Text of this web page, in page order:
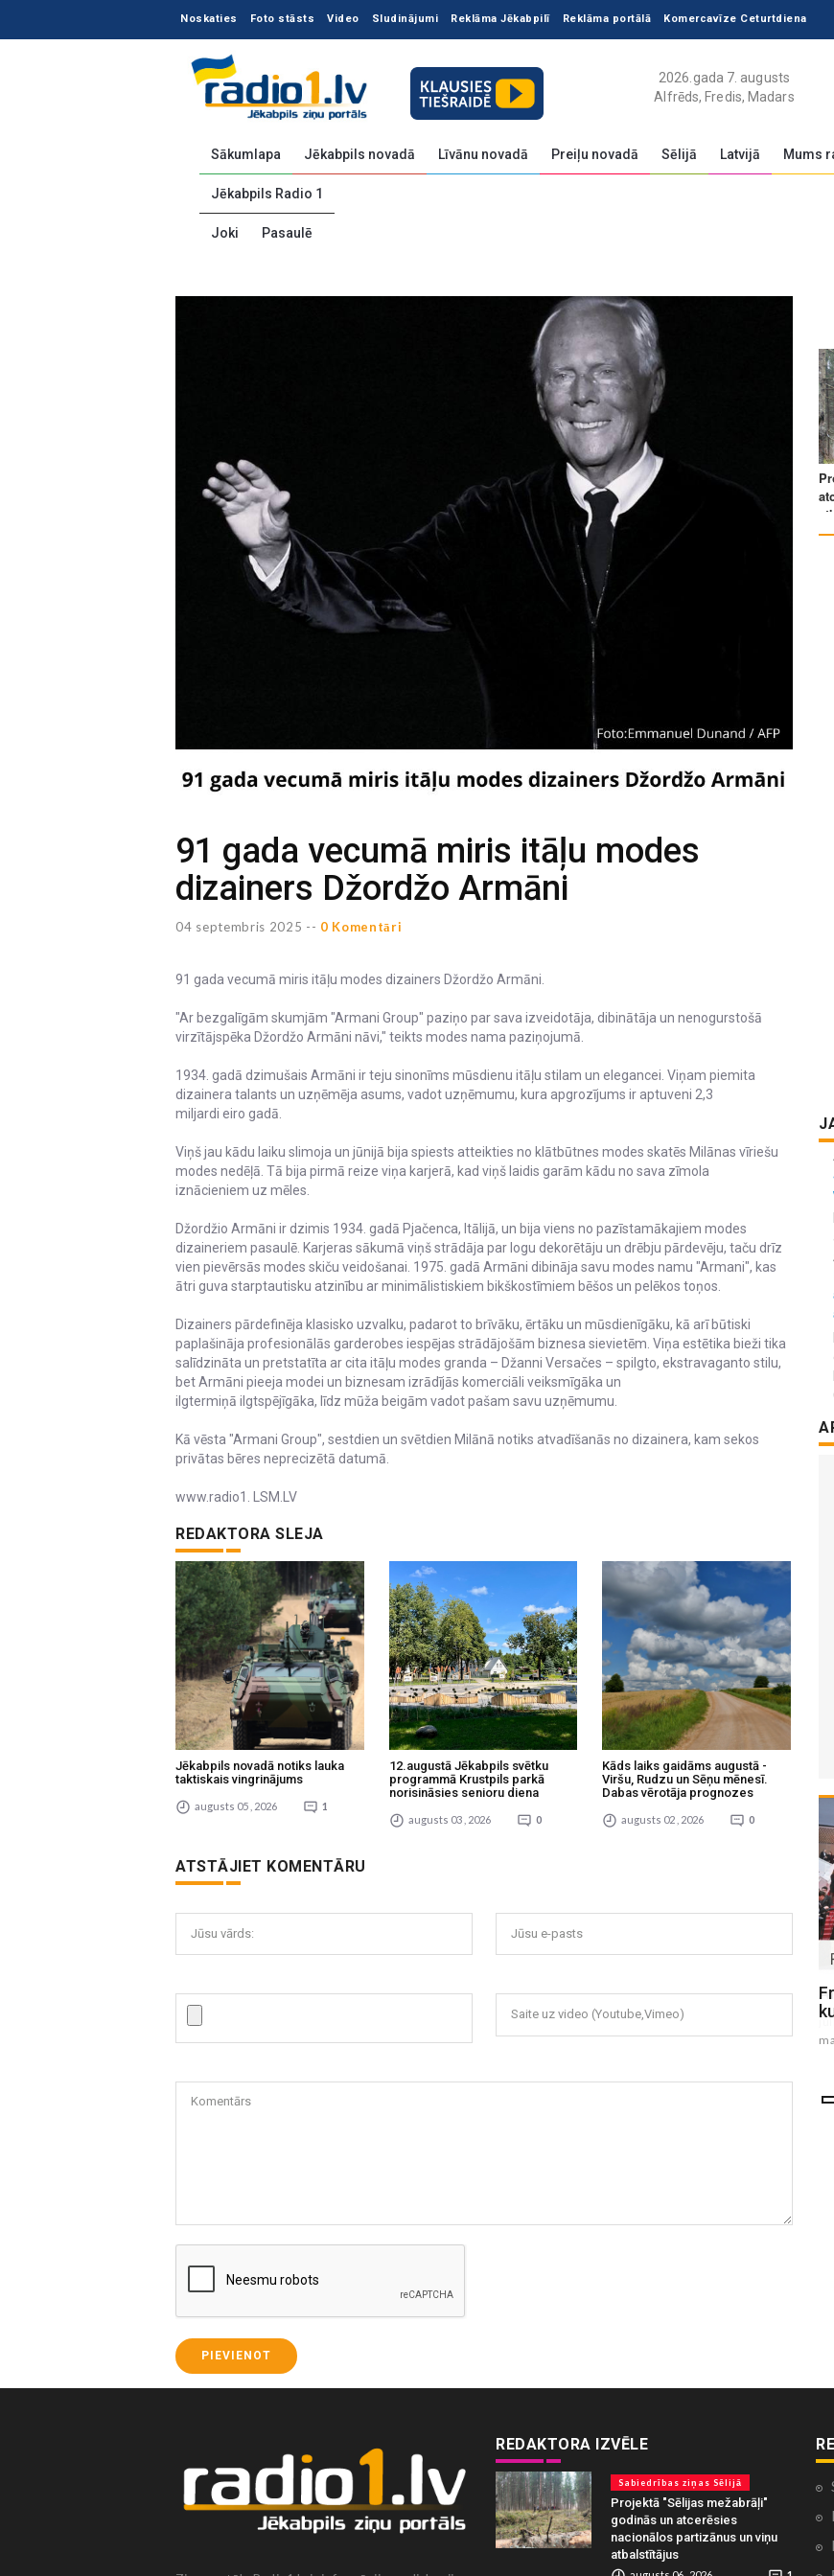
Noskaties Foto stāsts Video Sludinājumi Reklāma Jēkabpilī Reklāma portālā Komercavīze Ceturtdiena
2026.gada 7. augusts
Alfrēds, Fredis, Madars
Sākumlapa Jēkabpils novadā Līvānu novadā Preiļu novadā Sēlijā Latvijā Mums
Jēkabpils Radio 1
Joki Pasaulē
91 gada vecumā miris itāļu modes
dizainers Džordžo Armāni
04 septembris 2025 -- 0 Komentāri
91 gada vecumā miris itāļu modes dizainers Džordžo Armāni.
"Ar bezgalīgām skumjām "Armani Group" paziņo par sava izveidotāja, dibinātāja un nenogurstošā
virzītājspēka Džordžo Armāni nāvi," teikts modes nama paziņojumā.
1934. gadā dzimušais Armāni ir teju sinonīms mūsdienu itāļu stilam un elegancei. Viņam piemita
dizainera talants un uzņēmēja asums, vadot uzņēmumu, kura apgrozījums ir aptuveni 2,3
miljardi eiro gadā.
Viņš jau kādu laiku slimoja un jūnijā bija spiests atteikties no klātbūtnes modes skatēs Milānas vīriešu
modes nedēļā. Tā bija pirmā reize viņa karjerā, kad viņš laidis garām kādu no sava zīmola
iznācieniem uz mēles.
Džordžio Armāni ir dzimis 1934. gadā Pjačenca, Itālijā, un bija viens no pazīstamākajiem modes
dizaineriem pasaulē. Karjeras sākumā viņš strādāja par logu dekorētāju un drēbju pārdevēju, taču drīz
vien pievērsās modes skiču veidošanai. 1975. gadā Armāni dibināja savu modes namu "Armani", kas
ātri guva starptautisku atzinību ar minimālistiskiem bikškostīmiem bēšos un pelēkos toņos.
Dizainers pārdefinēja klasisko uzvalku, padarot to brīvāku, ērtāku un mūsdienīgāku, kā arī būtiski
paplašināja profesionālās garderobes iespējas strādājošām biznesa sievietēm. Viņa estētika bieži tika
salīdzināta un pretstatīta ar cita itāļu modes granda – Džanni Versačes – spilgto, ekstravaganto stilu,
bet Armāni pieeja modei un biznesam izrādījās komerciāli veiksmīgāka un
ilgtermiņā ilgtspējīgāka, līdz mūža beigām vadot pašam savu uzņēmumu.
Kā vēsta "Armani Group", sestdien un svētdien Milānā notiks atvadīšanās no dizainera, kam sekos
privātas bēres neprecizētā datumā.
www.radio1. LSM.LV
REDAKTORA SLEJA
Jēkabpils novadā notiks lauka
taktiskais vingrinājums
augusts 05 , 2026 1
12.augustā Jēkabpils svētku
programmā Krustpils parkā
norisināsies senioru diena
augusts 03 , 2026 0
Kāds laiks gaidāms augustā -
Viršu, Rudzu un Sēņu mēnesī.
Dabas vērotāja prognozes
augusts 02 , 2026 0
ATSTĀJIET KOMENTĀRU
Jūsu vārds: Jūsu e-pasts
Saite uz video (Youtube,Vimeo)
Komentārs
PIEVIENOT
Ankarā sāksies NATO samits
julijs 07 , 2026
REDAKTORA IZVĒLE
Sabiedrības ziņas Sēlijā
Projektā "Sēlijas mežabrāļi"
godinās un atcerēsies
nacionālos partizānus un viņu
atbalstītājus